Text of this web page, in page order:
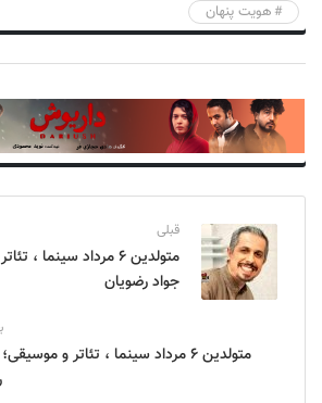
هویت پنهان
قبلی
متولدین ۶ مرداد سینما
جواد رضویان
متولدین ۶ مرداد سینما ، تئاتر و